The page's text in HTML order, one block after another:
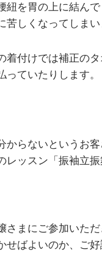
紐を胃の上に結ん
苦しくなってしまい
着付けでは補正の
っていたりします。
からないというお
レッスン「振袖立振
さまにご参加いた
せばよいのか、ご